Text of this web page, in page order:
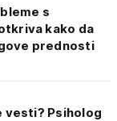
s
kako da
prednosti
vesti? Psiholog